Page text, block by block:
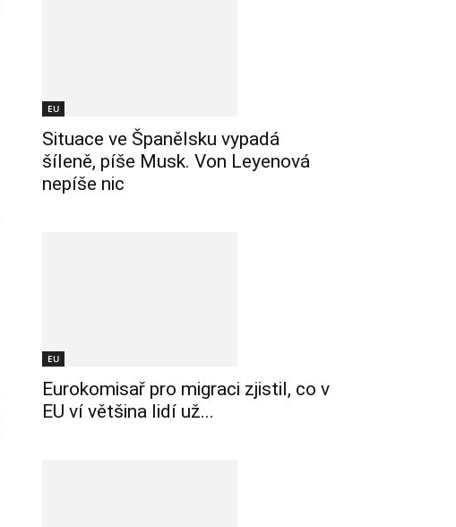
EU
Situace ve Španělsku vypadá
šíleně, píše Musk. Von Leyenová
nepíše nic
EU
Eurokomisař pro migraci zjistil, co v
EU ví většina lidí už...